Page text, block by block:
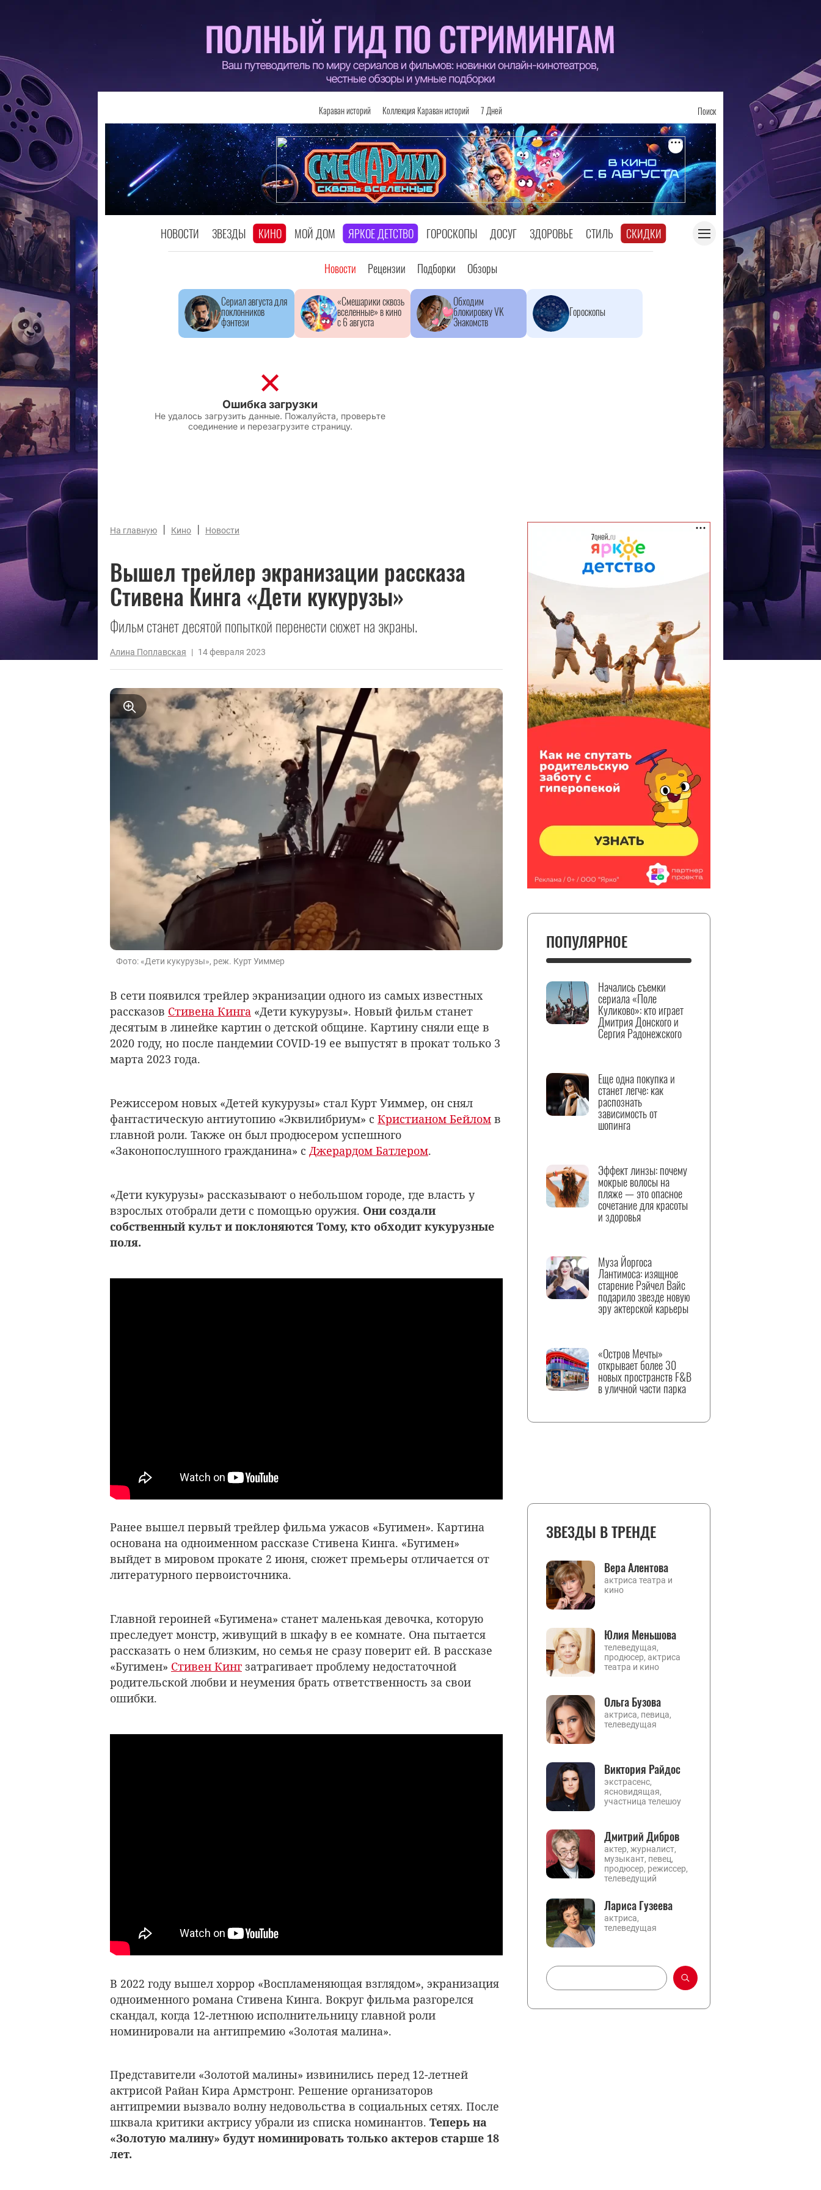
Караван историй Коллекция Караван историй 7 Дней Поиск
НОВОСТИ ЗВЕЗДЫ КИНО МОЙ ДОМ ЯРКОЕ ДЕТСТВО ГОРОСКОПЫ ДОСУГ ЗДОРОВЬЕ СТИЛЬ СКИДКИ
Новости Рецензии Подборки Обзоры
Сериал августа для
поклонников
фэнтези
«Смешарики сквозь
вселенные» в кино
с 6 августа
Обходим
блокировку VK
Знакомств
Гороскопы
На главную | Кино | Новости
Вышел трейлер экранизации рассказа
Стивена Кинга «Дети кукурузы»
Фильм станет десятой попыткой перенести сюжет на экраны.
Алина Поплавская | 14 февраля 2023
Фото: «Дети кукурузы», реж. Курт Уиммер
В сети появился трейлер экранизации одного из самых известных
рассказов Стивена Кинга «Дети кукурузы». Новый фильм станет
десятым в линейке картин о детской общине. Картину сняли еще в
2020 году, но после пандемии COVID-19 ее выпустят в прокат только 3
марта 2023 года.
Режиссером новых «Детей кукурузы» стал Курт Уиммер, он снял
фантастическую антиутопию «Эквилибриум» с Кристианом Бейлом в
главной роли. Также он был продюсером успешного
«Законопослушного гражданина» с Джерардом Батлером.
«Дети кукурузы» рассказывают о небольшом городе, где власть у
взрослых отобрали дети с помощью оружия. Они создали
собственный культ и поклоняются Тому, кто обходит кукурузные
поля.
Ранее вышел первый трейлер фильма ужасов «Бугимен». Картина
основана на одноименном рассказе Стивена Кинга. «Бугимен»
выйдет в мировом прокате 2 июня, сюжет премьеры отличается от
литературного первоисточника.
Главной героиней «Бугимена» станет маленькая девочка, которую
преследует монстр, живущий в шкафу в ее комнате. Она пытается
рассказать о нем близким, но семья не сразу поверит ей. В рассказе
«Бугимен» Стивен Кинг затрагивает проблему недостаточной
родительской любви и неумения брать ответственность за свои
ошибки.
В 2022 году вышел хоррор «Воспламеняющая взглядом», экранизация
одноименного романа Стивена Кинга. Вокруг фильма разгорелся
скандал, когда 12-летнюю исполнительницу главной роли
номинировали на антипремию «Золотая малина».
Представители «Золотой малины» извинились перед 12-летней
актрисой Райан Кира Армстронг. Решение организаторов
антипремии вызвало волну недовольства в социальных сетях. После
шквала критики актрису убрали из списка номинантов. Теперь на
«Золотую малину» будут номинировать только актеров старше 18
лет.
ПОПУЛЯРНОЕ
Начались съемки
сериала «Поле
Куликово»: кто играет
Дмитрия Донского и
Сергия Радонежского
Еще одна покупка и
станет легче: как
распознать
зависимость от
шопинга
Эффект линзы: почему
мокрые волосы на
пляже — это опасное
сочетание для красоты
и здоровья
Муза Йоргоса
Лантимоса: изящное
старение Рэйчел Вайс
подарило звезде новую
эру актерской карьеры
«Остров Мечты»
открывает более 30
новых пространств F&B
в уличной части парка
ЗВЕЗДЫ В ТРЕНДЕ
Вера Алентова
актриса театра и
кино
Юлия Меньшова
телеведущая,
продюсер, актриса
театра и кино
Ольга Бузова
актриса, певица,
телеведущая
Виктория Райдос
экстрасенс,
ясновидящая,
участница телешоу
Дмитрий Дибров
актер, журналист,
музыкант, певец,
продюсер, режиссер,
телеведущий
Лариса Гузеева
актриса,
телеведущая